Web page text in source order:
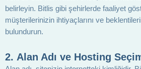
belirleyin. Bitlis gibi şehirlerde faaliyet
müşterilerinizin ihtiyaçlarını ve
bulundurun.
2. Alan Adı ve Hosting